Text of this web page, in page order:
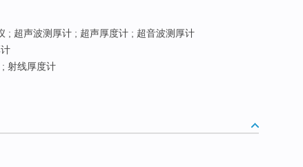
; 超声波测厚计 ; 超声厚度计 ; 超音波测厚计
射线厚度计